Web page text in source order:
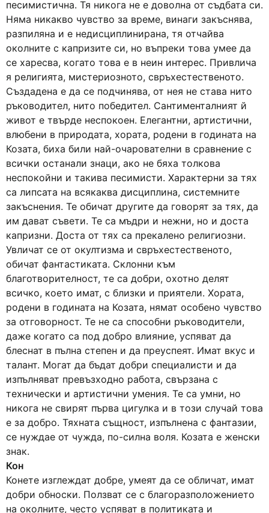
песимистична. Тя никога не е доволна от съдбата си.
Няма никакво чувство за време, винаги закъснява,
разпиляна и е недисциплинирана, тя отчайва
околните с капризите си, но въпреки това умее да
се харесва, когато това е в неин интерес. Привлича
я религията, мистериозното, свръхестественото.
Създадена е да се подчинява, от нея не става нито
ръководител, нито победител. Сантименталният й
живот е твърде неспокоен. Елегантни, артистични,
влюбени в природата, хората, родени в годината на
Козата, биха били най-очарователни в сравнение с
всички останали знаци, ако не бяха толкова
неспокойни и такива песимисти. Характерни за тях
са липсата на всякаква дисциплина, системните
закъснения. Те обичат другите да говорят за тях, да
им дават съвети. Те са мъдри и нежни, но и доста
капризни. Доста от тях са прекалено религиозни.
Увличат се от окултизма и свръхестественото,
обичат фантастиката. Склонни към
благотворителност, те са добри, охотно делят
всичко, което имат, с близки и приятели. Хората,
родени в годината на Козата, нямат особено чувство
за отговорност. Те не са способни ръководители,
даже когато са под добро влияние, успяват да
блеснат в пълна степен и да преуспеят. Имат вкус и
талант. Могат да бъдат добри специалисти и да
изпълняват превъзходно работа, свързана с
технически и артистични умения. Те са умни, но
никога не свирят първа цигулка и в този случай това
е за добро. Тяхната същност, изпълнена с фантазии,
се нуждае от чужда, по-силна воля. Козата е женски
знак.
Кон
Конете изглеждат добре, умеят да се обличат, имат
добри обноски. Ползват се с благоразположението
на околните, често успяват в политиката и